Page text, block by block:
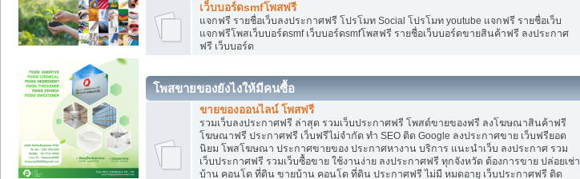
เว็บบอร์ดsmfโพสฟรี
แจกฟรี รายชื่อเว็บลงประกาศฟรี โปรโมท Social โปรโมท youtube แจกฟรี รายชื่อเว็บ
แจกฟรีโพสเว็บบอร์ดsmf เว็บบอร์ดsmfโพสฟรี รายชื่อเว็บบอร์ดขายสินค้าฟรี ลงประกาศ
ฟรี เว็บบอร์ด
โพสขายของยังไงให้มีคนซื้อ
ขายของออนไลน์ โพสฟรี
รวมเว็บลงประกาศฟรี ล่าสุด รวมเว็บประกาศฟรี โพสต์ขายของฟรี ลงโฆษณาสินค้าฟรี
โฆษณาฟรี ประกาศฟรี เว็บฟรีไม่จำกัด ทำ SEO ติด Google ลงประกาศขาย เว็บฟรียอด
นิยม โพสโฆษณา ประกาศขายของ ประกาศหางาน บริการ แนะนำเว็บ ลงประกาศ รวม
เว็บประกาศฟรี รวมเว็บซื้อขาย ใช้งานง่าย ลงประกาศฟรี ทุกจังหวัด ต้องการขาย ปล่อยเช่า
บ้าน คอนโด ที่ดิน ขายบ้าน คอนโด ที่ดิน ประกาศฟรี ไม่มี หมดอายุ เว็บประกาศฟรี ติด